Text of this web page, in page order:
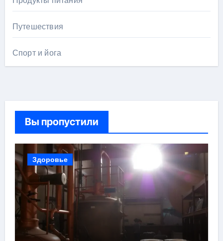
Путешествия
Спорт и йога
Вы пропустили
Здоровье